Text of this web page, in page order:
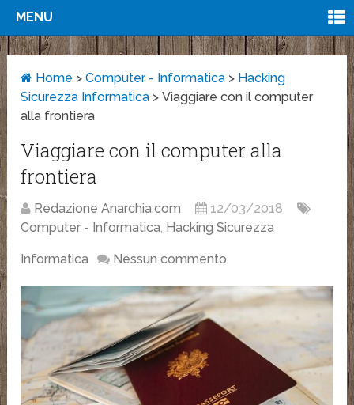
MENU
Home >Computer - Informatica > Hacking
Sicurezza Informatica >Viaggiare con il computer
alla frontiera
Viaggiare con il computer alla
frontiera
Redazione Anarchia.com
12/03/2018
Computer - Informatica, Hacking Sicurezza
Informatica Nessun commento